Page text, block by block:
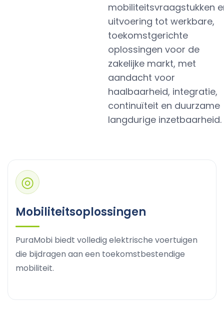
mobiliteitsvraagstukken
uitvoering tot werkbare,
toekomstgerichte
oplossingen voor de
zakelijke markt, met
aandacht voor
haalbaarheid, integratie,
continuïteit en duurzame
langdurige inzetbaarheid.
◎
Mobiliteitsoplossingen
PuraMobi biedt volledig elektrische voertuigen
die bijdragen aan een toekomstbestendige
mobiliteit.